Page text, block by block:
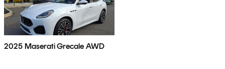
2025 Maserati Grecale AWD